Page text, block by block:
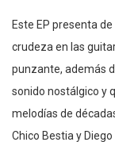
Este EP presenta
crudeza en las
punzante, además
sonido nostálgico y
melodías de
Chico Bestia y